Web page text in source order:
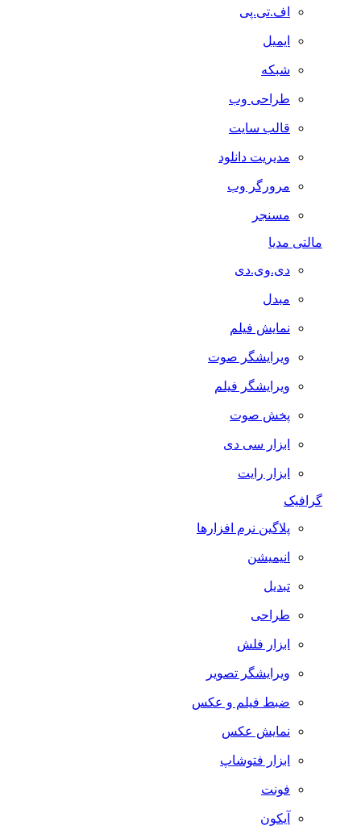
اف.تی.پی
ایمیل
شبکه
طراحی وب
قالب سایت
مدیریت دانلود
مرورگر وب
مسنجر
مالتی مدیا
دی.وی.دی
مبدل
نمایش فیلم
ویرایشگر صوت
ویرایشگر فیلم
پخش صوت
ابزار سی دی
ابزار رایت
گرافیک
پلاگین نرم افزارها
انیمیشن
تبدیل
طراحی
ابزار فلش
ویرایشگر تصویر
ضبط فيلم و عكس
نمایش عکس
ابزار فتوشاپ
فونت
آیکون